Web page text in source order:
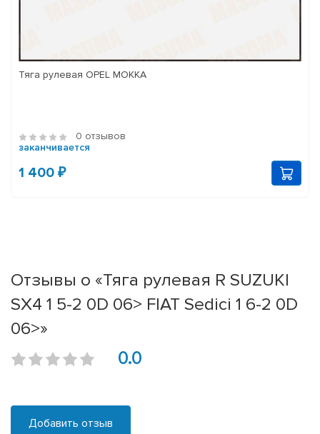
Тяга рулевая OPEL MOKKA
0 отзывов
заканчивается
1 400 ₽
Отзывы о «Тяга рулевая R SUZUKI
SX4 1 5-2 0D 06> FIAT Sedici 1 6-2 0D
06>»
0.0
Добавить отзыв